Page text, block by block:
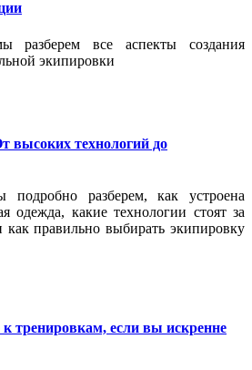
разберем все аспекты создания
экипировки
высоких технологий до
разберем, как устроена
одежда, какие технологии стоят за
правильно выбирать экипировку
тренировкам, если вы искренне